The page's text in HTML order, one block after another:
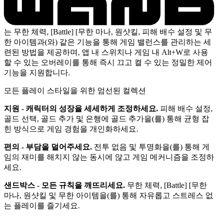
는 무한 체력, [Battle] [무한 마나, 원샷킬, 피해 배수 설정 및 무
한 아이템과(와) 같은 기능을 통해 게임 밸런스를 관리하는 세
련된 방법을 제공하며, 앱 내 스위치나 게임 내 Alt+W로 사용
할 수 있는 오버레이를 통해 즉시 끄고 켤 수 있는 정밀한 제어
기능을 지원합니다.
모든 플레이 스타일을 위한 엄선된 컬렉션
지원 - 캐릭터의 성장을 세세하게 조정하세요. 피해 배수 설정,
골드 선택, 골드 추가 및 은행에 골드 추가을(를) 통해 균형 잡
힌 방식으로 게임 경험을 개인화하세요.
편의 - 부담을 덜어주세요. 전투 없음 및 투명화을(를) 통해 게
임의 재미를 해치지 않는 동시에 않고 게임 메커니즘을 조정하
세요.
샌드박스 - 모든 규칙을 깨뜨리세요. 무한 체력, [Battle] [무한
마나, 원샷킬 및 무한 아이템을(를) 통해 자유롭고 스트레스 없
는 플레이를 즐기세요.